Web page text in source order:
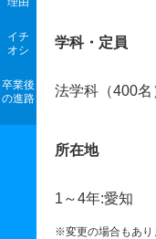
イチ
オシ
卒業後
の進路
学科・定員
法学科（400名
所在地
1～4年:愛知
※変更の場合もあり